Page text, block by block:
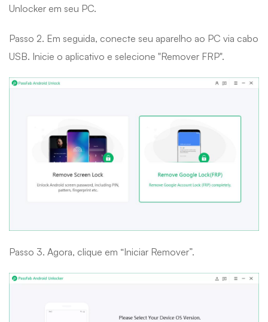
Unlocker em seu PC.
Passo 2. Em seguida, conecte seu aparelho ao PC via cabo
USB. Inicie o aplicativo e selecione "Remover FRP".
Passo 3. Agora, clique em “Iniciar Remover”.